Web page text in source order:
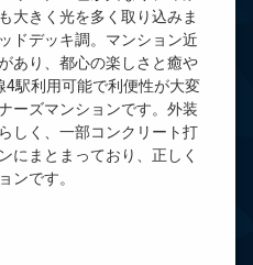
大きく光を多く取り込みま
ドデッキ調。マンション近
あり、都心の楽しさと癒や
4駅利用可能で利便性が大変
ーズマンションです。外装
しく、一部コンクリート打
にまとまっており、正しく
ンです。